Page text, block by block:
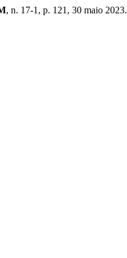
, n. 17-1, p. 121, 30 maio 2023.